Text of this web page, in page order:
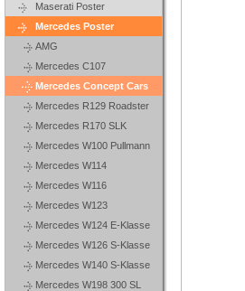
Maserati Poster
Mercedes Poster
AMG
Mercedes C107
Mercedes Concept Cars
Mercedes R129 Roadster
Mercedes R170 SLK
Mercedes W100 Pullmann
Mercedes W114
Mercedes W116
Mercedes W123
Mercedes W124 E-Klasse
Mercedes W126 S-Klasse
Mercedes W140 S-Klasse
Mercedes W198 300 SL